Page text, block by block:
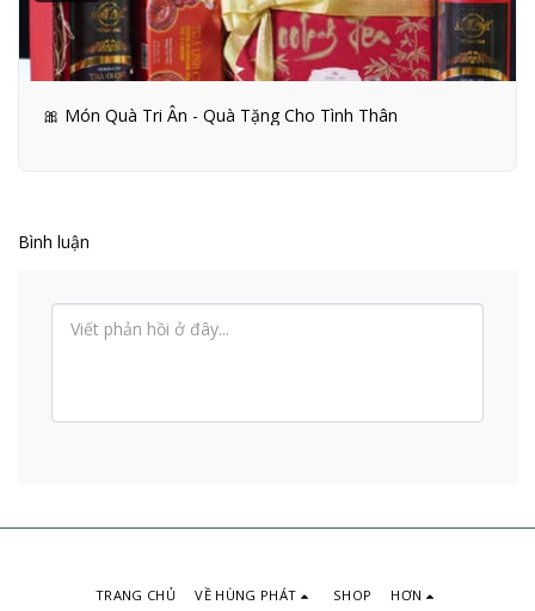
🎀 Món Quà Tri Ân - Quà Tặng Cho Tình Thân
Bình luận
TRANG CHỦ VỀ HÙNG PHÁT SHOP HƠN